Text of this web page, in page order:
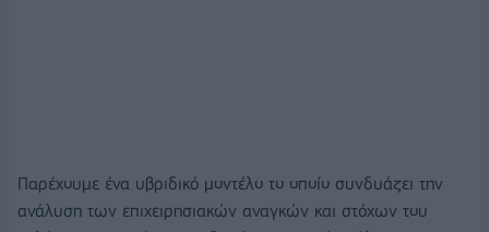
Παρέχουμε ένα υβριδικό μοντέλο το οποίο συνδυάζει την
ανάλυση των επιχειρησιακών αναγκών και στόχων του